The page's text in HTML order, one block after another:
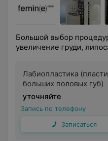
Большой выбор
увеличение груди,
Лабиопластика
больших половых губ)
уточняйте
Запись по телефону
Записаться